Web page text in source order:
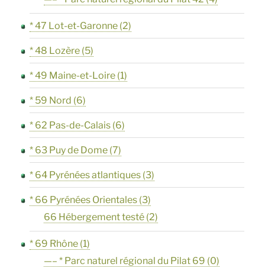
* 47 Lot-et-Garonne (2)
* 48 Lozère (5)
* 49 Maine-et-Loire (1)
* 59 Nord (6)
* 62 Pas-de-Calais (6)
* 63 Puy de Dome (7)
* 64 Pyrénées atlantiques (3)
* 66 Pyrénées Orientales (3)
66 Hébergement testé (2)
* 69 Rhône (1)
—– * Parc naturel régional du Pilat 69 (0)